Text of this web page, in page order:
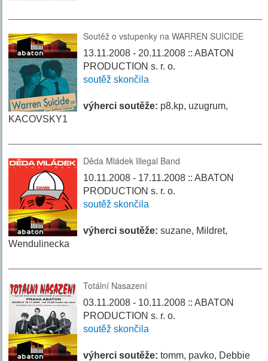
Soutěž o vstupenky na WARREN SUICIDE
13.11.2008 - 20.11.2008 :: ABATON
PRODUCTION s. r. o.
soutěž skončila
výherci soutěže: p8.kp, uzugrum,
KACOVSKY1
Děda Mládek Illegal Band
10.11.2008 - 17.11.2008 :: ABATON
PRODUCTION s. r. o.
soutěž skončila
výherci soutěže: suzane, Mildret,
Wendulinecka
Totální Nasazení
03.11.2008 - 10.11.2008 :: ABATON
PRODUCTION s. r. o.
soutěž skončila
výherci soutěže: tomm, pavko, Debbie